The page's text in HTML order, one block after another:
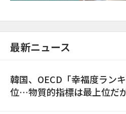
最新ニュース
韓国、OECD「幸福度ラン
位…物質的指標は最上位だ